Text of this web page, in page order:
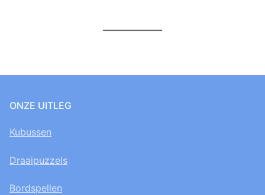
ONZE UITLEG
Kubussen
Draaipuzzels
Bordspellen